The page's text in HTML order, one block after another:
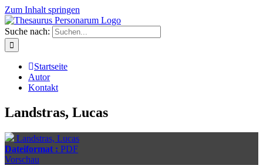
Zum Inhalt springen
Suche nach:
Startseite
Autor
Kontakt
Landstras, Lucas
Landstras, Lucas
Dateiformat : PDF
Vorschau